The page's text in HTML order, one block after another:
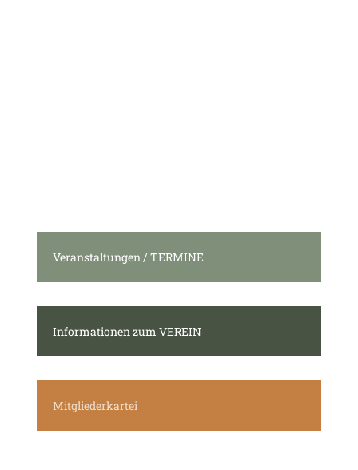
Veranstaltungen / TERMINE
Informationen zum VEREIN
Mitgliederkartei